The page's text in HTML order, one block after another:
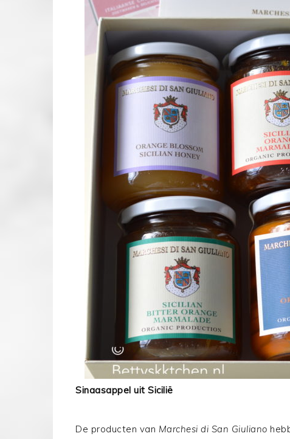
Sinaasappel uit Sicilië
De producten van Marchesi di San Giuliano